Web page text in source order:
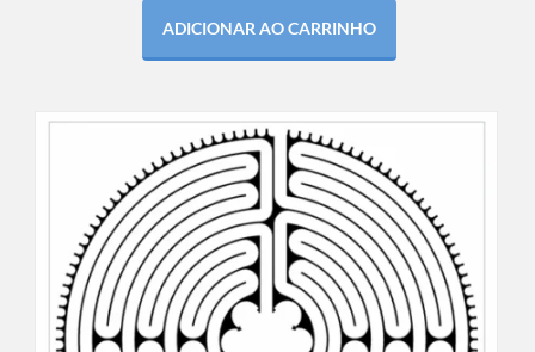
ADICIONAR AO CARRINHO